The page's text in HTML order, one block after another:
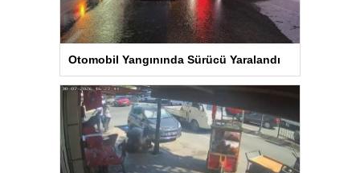
Otomobil Yangınında Sürücü Yaralandı